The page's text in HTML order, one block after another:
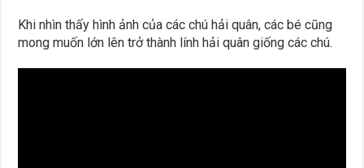
Khi nhìn thấy hình ảnh của các chú hải quân, các bé cũng
mong muốn lớn lên trở thành lính hải quân giống các chú.